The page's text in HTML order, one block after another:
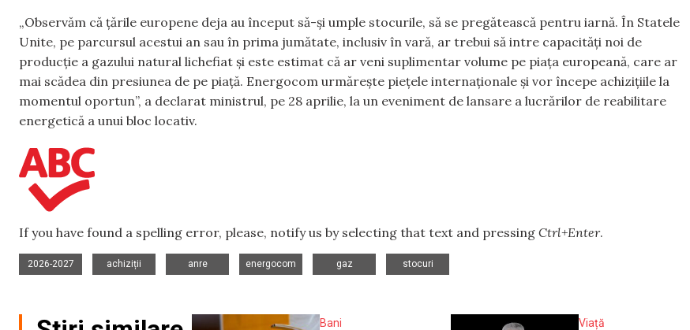
„Observăm că țările europene deja au început să-și umple stocurile, să se pregătească pentru iarnă. În Statele
Unite, pe parcursul acestui an sau în prima jumătate, inclusiv în vară, ar trebui să intre capacități noi de
producție a gazului natural lichefiat și este estimat că ar veni suplimentar volume pe piața europeană, care ar
mai scădea din presiunea de pe piață. Energocom urmărește piețele internaționale și vor începe achizițiile la
momentul oportun”, a declarat ministrul, pe 28 aprilie, la un eveniment de lansare a lucrărilor de reabilitare
energetică a unui bloc locativ.
If you have found a spelling error, please, notify us by selecting that text and pressing Ctrl+Enter.
2026-2027
achiziții
anre
energocom
gaz
stocuri
Bani Viață